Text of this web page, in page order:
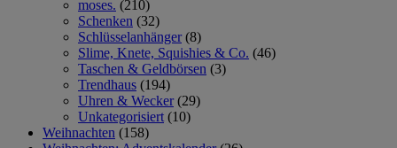
moses. (210)
Schenken (32)
Schlüsselanhänger (8)
Slime, Knete, Squishies & Co. (46)
Taschen & Geldbörsen (3)
Trendhaus (194)
Uhren & Wecker (29)
Unkategorisiert (10)
Weihnachten (158)